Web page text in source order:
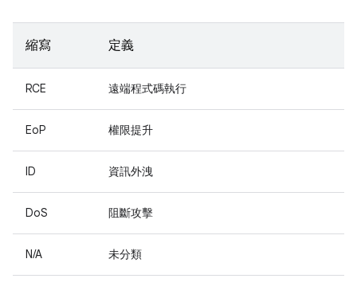
縮寫 定義
RCE 遠端程式碼執行
EoP 權限提升
ID 資訊外洩
DoS 阻斷攻擊
N/A 未分類